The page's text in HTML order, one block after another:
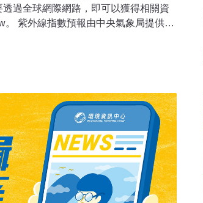
過全球網際網路，即可以獲得相關資
。 紫外線指數預報由中央氣象局提供監
布全球網際網路取得紫外線預報指數
央氣象局局長謝信良出席記者會。蔡
納入國家氣象預報體系。紫外線指數
3至4屬於低量級，5至6屬於中量級，7
。過度曝曬紫外線可能罹患白內障以及